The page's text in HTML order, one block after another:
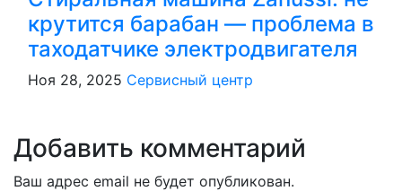
крутится барабан — проблема в
таходатчике электродвигателя
Ноя 28, 2025 Сервисный центр
Добавить комментарий
Ваш адрес email не будет опубликован.